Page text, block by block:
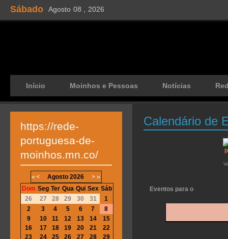
Sábado Agosto 08 , 2026
Início Moinhos e Pessoas Notícias
Calendário de
Eventos para o
https://rede-
portuguesa-de-
moinhos.mn.co/
« < Agosto 2026 > »
Dom Seg Ter Qua Qui Sex Sáb
26
27 28 29 30 31
1
2
3 4 5 6 7
8
9
10 11 12 13 14
15
16
17 18 19 20 21
22
23
24 25 26 27 28
29